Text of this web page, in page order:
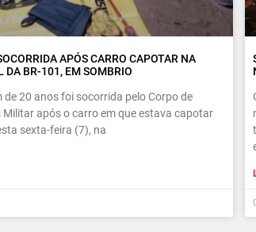
APÓS CARRO CAPOTAR NA
DA BR-101, EM SOMBRIO
de 20 anos foi socorrida pelo Corpo de
Militar após o carro em que estava capotar
sexta-feira (7), na